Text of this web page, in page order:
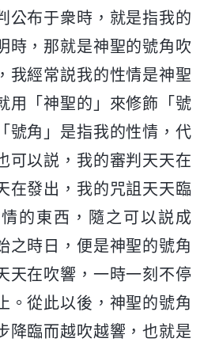
公布于衆時，就是指我的
時，那就是神聖的號角吹
我經常説我的性情是神聖
用「神聖的」來修飾「號
號角」是指我的性情，代
可以説，我的審判天天在
在發出，我的咒詛天天臨
的東西，隨之可以説成
之時日，便是神聖的號角
天在吹響，一時一刻不停
。從此以後，神聖的號角
降臨而越吹越響，也就是